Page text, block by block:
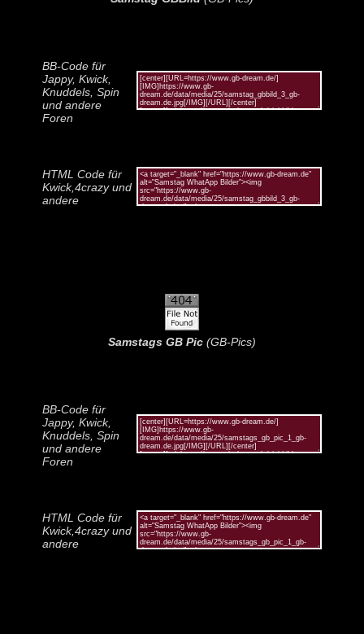
BB-Code für
Jappy, Kwick,
Knuddels, Spin
und andere
Foren
HTML Code für
Kwick,4crazy und
andere
Samstags GB Pic (GB-Pics)
BB-Code für
Jappy, Kwick,
Knuddels, Spin
und andere
Foren
HTML Code für
Kwick,4crazy und
andere